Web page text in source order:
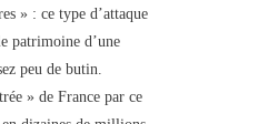
» : ce type d’attaque
patrimoine d’une
peu de butin.
» de France par ce